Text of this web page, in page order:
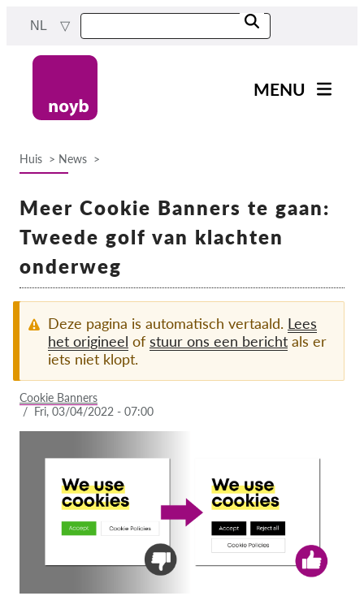
content
NL
MENU
Projecten
Exercise your rights!
Steun ons!
Tax deductability
Als lid inloggen
Over ons
Team
Huis News
Meer Cookie Banners te gaan:
Tweede golf van klachten
onderweg
Deze pagina is automatisch vertaald. Lees
het origineel of stuur ons een bericht als er
iets niet klopt.
Cookie Banners
/ Fri, 03/04/2022 - 07:00